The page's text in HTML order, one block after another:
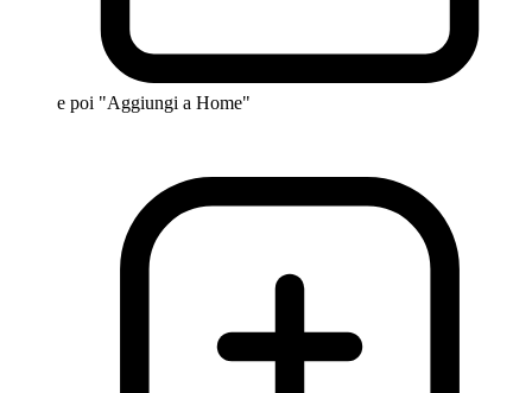
e poi "Aggiungi a Home"